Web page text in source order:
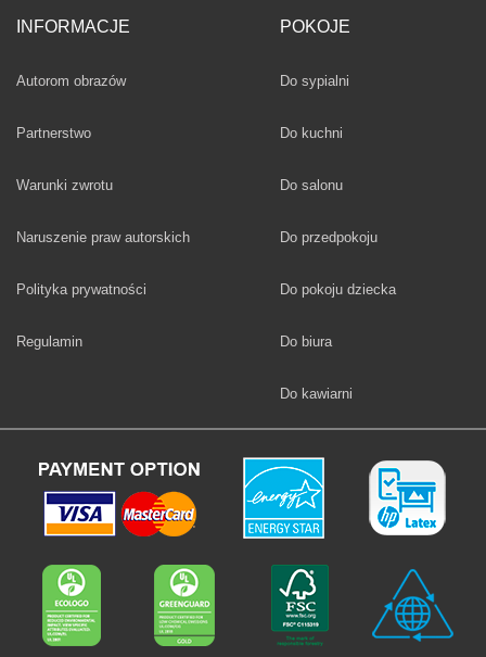
INFORMACJE
Autorom obrazów
Partnerstwo
Warunki zwrotu
Naruszenie praw autorskich
Polityka prywatności
Regulamin
POKOJE
Fototapety
Do sypialni
Fototapety
Do kuchni
Fototapety
Do salonu
Fototapety
Do przedpokoju
Fototapety
Do pokoju dziecka
Fototapety
Do biura
Fototapety
Do kawiarni